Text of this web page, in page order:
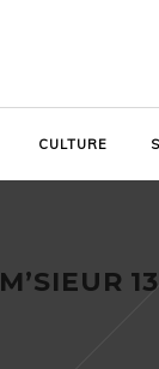
CULTURE
M’SIEUR